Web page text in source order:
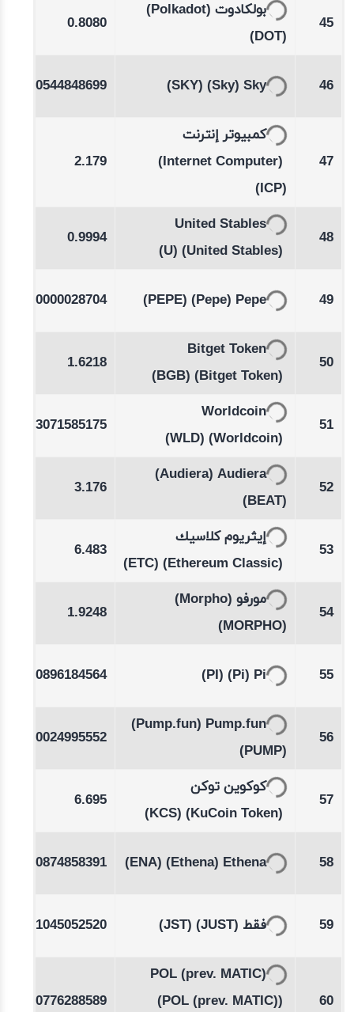
45
بولكادوت (Polkadot)
(DOT)
0.8080
46
Sky
(Sky)
(SKY)
0.0544848699
47
كمبيوتر إنترنت
(Internet Computer)
(ICP)
2.179
48
United Stables
(United Stables)
(U)
0.9994
49
Pepe
(Pepe)
(PEPE)
0.0000028704
50
Bitget Token
(Bitget Token)
(BGB)
1.6218
51
Worldcoin
(Worldcoin)
(WLD)
0.3071585175
52
Audiera
(Audiera)
(BEAT)
3.176
53
إيثريوم كلاسيك
(Ethereum Classic)
(ETC)
6.483
54
مورفو (Morpho)
(MORPHO)
1.9248
55
Pi
(Pi)
(PI)
0.0896184564
56
Pump.fun
(Pump.fun)
(PUMP)
0.0024995552
57
کوکوین توکن
(KuCoin Token)
(KCS)
6.695
58
Ethena
(Ethena)
(ENA)
0.0874858391
59 فقط (JUST)
(JST)
0.1045052520
60
POL (prev. MATIC)
(POL (prev. MATIC))
0.0776288589